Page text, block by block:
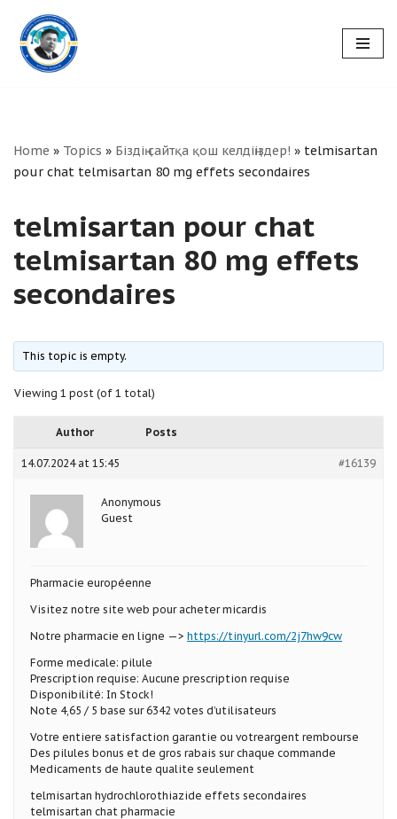
Skip
to
Home » Topics » Біздің сайтқа қош келдіңіздер! » telmisartan
pour chat telmisartan 80 mg effets secondaires
telmisartan pour chat
telmisartan 80 mg effets
secondaires
This topic is empty.
Viewing 1 post (of 1 total)
Author Posts
14.07.2024 at 15:45 #16139
Anonymous
Guest
Pharmacie européenne
Visitez notre site web pour acheter micardis
Notre pharmacie en ligne —> https://tinyurl.com/2j7hw9cw
Forme medicale: pilule
Prescription requise: Aucune prescription requise
Disponibilité: In Stock!
Note 4,65 / 5 base sur 6342 votes d’utilisateurs
Votre entiere satisfaction garantie ou votreargent rembourse
Des pilules bonus et de gros rabais sur chaque commande
Medicaments de haute qualite seulement
telmisartan hydrochlorothiazide effets secondaires
telmisartan chat pharmacie